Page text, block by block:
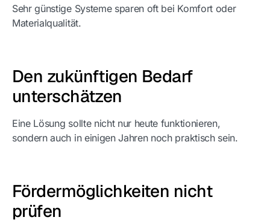
Sehr günstige Systeme sparen oft bei Komfort oder
Materialqualität.
Den zukünftigen Bedarf
unterschätzen
Eine Lösung sollte nicht nur heute funktionieren,
sondern auch in einigen Jahren noch praktisch sein.
Fördermöglichkeiten nicht
prüfen